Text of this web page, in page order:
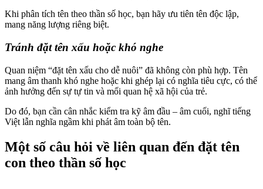
Khi phân tích tên theo thần số học, bạn hãy ưu tiên tên độc lập,
mang năng lượng riêng biệt.
Tránh đặt tên xấu hoặc khó nghe
Quan niệm “đặt tên xấu cho dễ nuôi” đã không còn phù hợp. Tên
mang âm thanh khó nghe hoặc khi ghép lại có nghĩa tiêu cực, có thể
ảnh hưởng đến sự tự tin và mối quan hệ xã hội của trẻ.
Do đó, bạn cần cân nhắc kiểm tra kỹ âm đầu – âm cuối, nghĩ tiếng
Việt lẫn nghĩa ngầm khi phát âm toàn bộ tên.
Một số câu hỏi về liên quan đến đặt tên
con theo thần số học